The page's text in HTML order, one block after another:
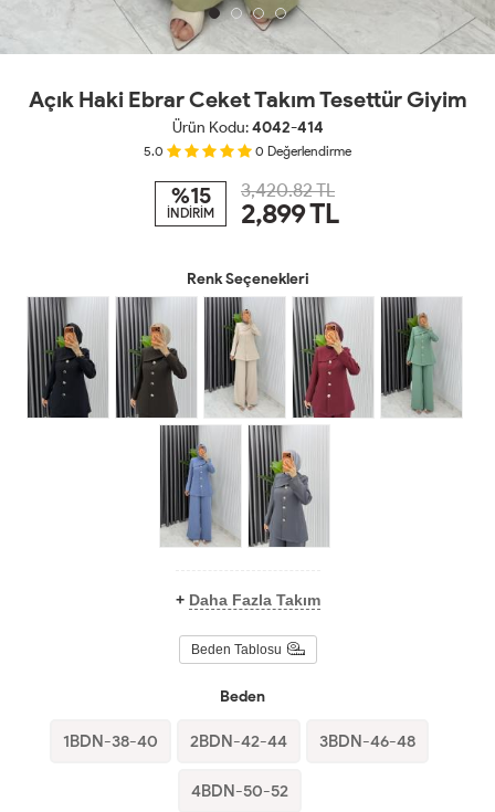
Açık Haki Ebrar Ceket Takım Tesettür Giyim
Ürün Kodu:4042-414
5.0 0 Değerlendirme
%15
İNDİRİM
3,420.82 TL
2,899TL
Renk Seçenekleri
+ Daha Fazla Takım
Beden Tablosu
Beden
1BDN-38-40 2BDN-42-44 3BDN-46-48
4BDN-50-52